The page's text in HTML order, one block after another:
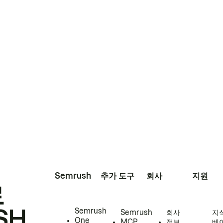
Semrush
Semrush
One
추가 도구
Semrush
회사
회사
지원
지